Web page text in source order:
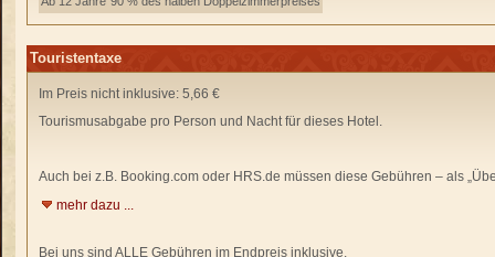
Touristentaxe
Im Preis nicht inklusive: 5,66 €
Tourismusabgabe pro Person und Nacht für dieses Hotel.
Auch bei z.B. Booking.com oder HRS.de müssen diese Gebühren – als
mehr dazu ...
Bei uns sind ALLE Gebühren im Endpreis inklusive.